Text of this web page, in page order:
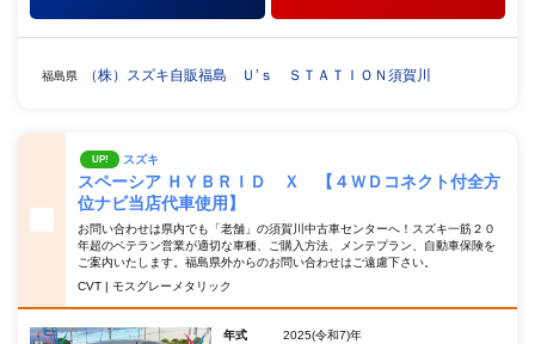
福島県 （株）スズキ自販福島 Ｕ’ｓ ＳＴＡＴＩＯＮ須賀川
UP! スズキ
スペーシア ＨＹＢＲＩＤ Ｘ 【４ＷＤコネクト付全方
位ナビ当店代車使用】
お問い合わせは県内でも「老舗」の須賀川中古車センターへ！スズキ一筋２０
年超のベテラン営業が適切な車種、ご購入方法、メンテプラン、自動車保険を
ご案内いたします。福島県外からのお問い合わせはご遠慮下さい。
CVT | モスグレーメタリック
年式
2025(令和7)年